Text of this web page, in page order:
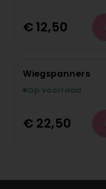
€ 12,50
Wiegspanners
Op voorraad
€ 22,50